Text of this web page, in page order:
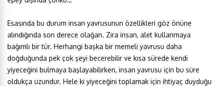
Esasında bu durum insan yavrusunun özellikleri göz önüne
alındığında son derece olağan. Zira insan, alet kullanmaya
bağımlı bir tür. Herhangi başka bir memeli yavrusu daha
doğduğunda pek çok şeyi becerebilir ve kısa sürede kendi
yiyeceğini bulmaya başlayabilirken, insan yavrusu için bu süre
oldukça uzundur. Hele ki yiyeceğini toplamak için ihtiyaç duyduğu